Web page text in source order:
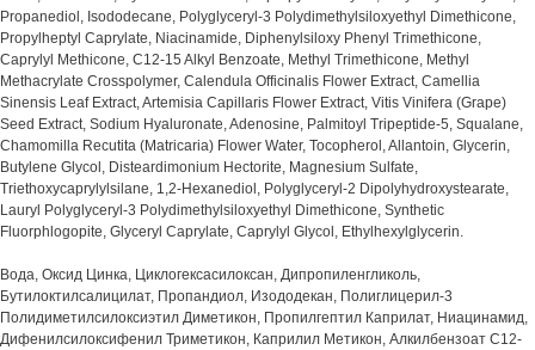
Propanediol, Isododecane, Polyglyceryl-3 Polydimethylsiloxyethyl Dimethicone,
Propylheptyl Caprylate, Niacinamide, Diphenylsiloxy Phenyl Trimethicone,
Caprylyl Methicone, C12-15 Alkyl Benzoate, Methyl Trimethicone, Methyl
Methacrylate Crosspolymer, Calendula Officinalis Flower Extract, Camellia
Sinensis Leaf Extract, Artemisia Capillaris Flower Extract, Vitis Vinifera (Grape)
Seed Extract, Sodium Hyaluronate, Adenosine, Palmitoyl Tripeptide-5, Squalane,
Chamomilla Recutita (Matricaria) Flower Water, Tocopherol, Allantoin, Glycerin,
Butylene Glycol, Disteardimonium Hectorite, Magnesium Sulfate,
Triethoxycaprylylsilane, 1,2-Hexanediol, Polyglyceryl-2 Dipolyhydroxystearate,
Lauryl Polyglyceryl-3 Polydimethylsiloxyethyl Dimethicone, Synthetic
Fluorphlogopite, Glyceryl Caprylate, Caprylyl Glycol, Ethylhexylglycerin.
Вода, Оксид Цинка, Циклогексасилоксан, Дипропиленгликоль,
Бутилоктилсалицилат, Пропандиол, Изододекан, Полиглицерил-3
Полидиметилсилоксиэтил Диметикон, Пропилгептил Каприлат, Ниацинамид,
Дифенилсилоксифенил Триметикон, Каприлил Метикон, Алкилбензоат C12-